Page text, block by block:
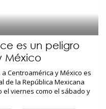
es un peligro
México
Centroamérica y México es
de la República Mexicana
viernes como el sábado y